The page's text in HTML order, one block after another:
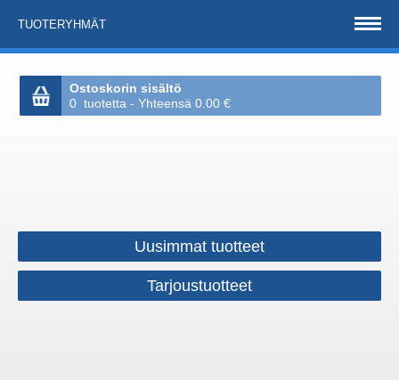
TUOTERYHMÄT
Ostoskorin sisältö
0 tuotetta - Yhteensä 0.00 €
Uusimmat tuotteet
Tarjoustuotteet